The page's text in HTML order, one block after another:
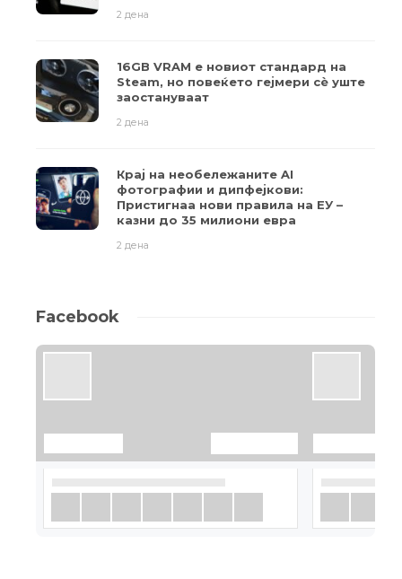
2 дена
16GB VRAM е новиот стандард на
Steam, но повеќето гејмери ​​сè уште
заостануваат
2 дена
Крај на необележаните AI
фотографии и дипфејкови:
Пристигнаа нови правила на ЕУ –
казни до 35 милиони евра
2 дена
Facebook